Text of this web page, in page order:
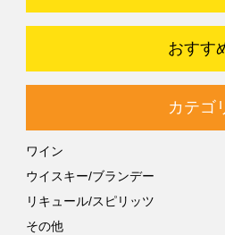
おすす
カテゴ
ワイン
ウイスキー/ブランデー
リキュール/スピリッツ
その他